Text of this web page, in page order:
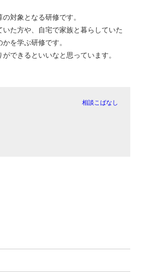
対象となる研修です。
た方や、自宅で家族と暮らしていた
を学ぶ研修です。
できるといいなと思っています。
相談こばなし